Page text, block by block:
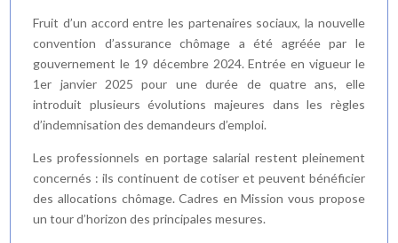
Fruit d’un accord entre les partenaires sociaux, la nouvelle
convention d’assurance chômage a été agréée par le
gouvernement le 19 décembre 2024. Entrée en vigueur le
1er janvier 2025 pour une durée de quatre ans, elle
introduit plusieurs évolutions majeures dans les règles
d’indemnisation des demandeurs d’emploi.
Les professionnels en portage salarial restent pleinement
concernés : ils continuent de cotiser et peuvent bénéficier
des allocations chômage. Cadres en Mission vous propose
un tour d’horizon des principales mesures.